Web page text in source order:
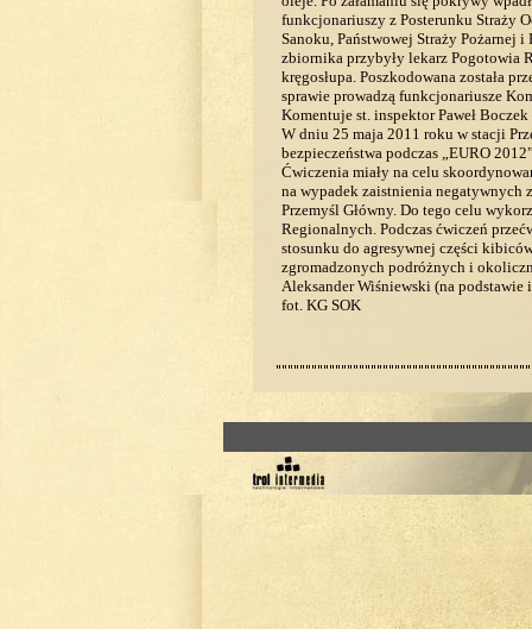
funkcjonariuszy z Posterunku Straży
Sanoku, Państwowej Straży Pożarnej
zbiornika przybyły lekarz Pogotowia
kręgosłupa. Poszkodowana została
sprawie prowadzą funkcjonariusze
Komentuje st. inspektor Paweł
W dniu 25 maja 2011 roku w stacji
bezpieczeństwa podczas „EURO
Ćwiczenia miały na celu
na wypadek zaistnienia negatywnych
Przemyśl Główny. Do tego celu
Regionalnych. Podczas ćwiczeń
stosunku do agresywnej części
zgromadzonych podróżnych i
Aleksander Wiśniewski (na
fot. KG SOK